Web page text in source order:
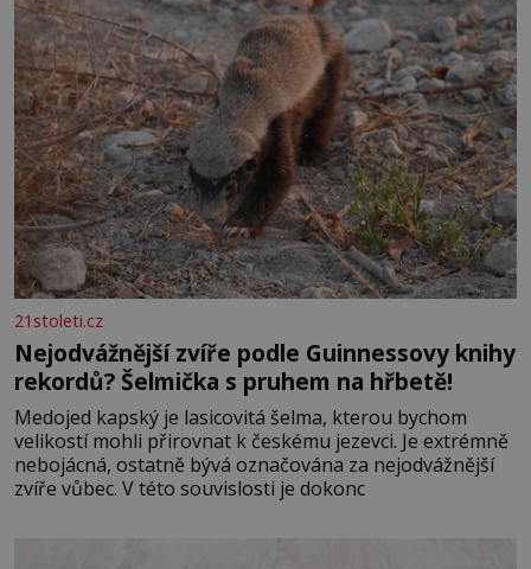
21stoleti.cz
Nejodvážnější zvíře podle Guinnessovy knihy
rekordů? Šelmička s pruhem na hřbetě!
Medojed kapský je lasicovitá šelma, kterou bychom
velikostí mohli přirovnat k českému jezevci. Je extrémně
nebojácná, ostatně bývá označována za nejodvážnější
zvíře vůbec. V této souvislosti je dokonc